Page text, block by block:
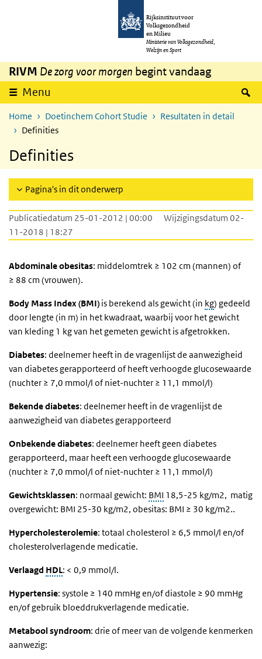
Overslaan en naar de inhoud gaan
Rijksinstituut voor
Volksgezondheid
en Milieu
Ministerie van Volksgezondheid,
Welzijn en Sport
RIVM De zorg voor morgen begint vandaag
Menu
Home Doetinchem Cohort Studie
Resultaten in detail
Definities
Definities
Pagina's in dit onderwerp
Publicatiedatum 25-01-2012 | 00:00
Wijzigingsdatum 02-
11-2018 | 18:27
Abdominale obesitas: middelomtrek ≥ 102 cm (mannen) of
≥ 88 cm (vrouwen).
Body Mass Index (BMI) is berekend als gewicht (in kg) gedeeld
door lengte (in m) in het kwadraat, waarbij voor het gewicht
van kleding 1 kg van het gemeten gewicht is afgetrokken.
Diabetes: deelnemer heeft in de vragenlijst de aanwezigheid
van diabetes gerapporteerd of heeft verhoogde glucosewaarde
(nuchter ≥ 7,0 mmol/l of niet-nuchter ≥ 11,1 mmol/l)
Bekendediabetes: deelnemer heeft in de vragenlijst de
aanwezigheid van diabetes gerapporteerd
Onbekendediabetes: deelnemer heeft geen diabetes
gerapporteerd, maar heeft een verhoogde glucosewaarde
(nuchter ≥ 7,0 mmol/l of niet-nuchter ≥ 11,1 mmol/l)
Gewichtsklassen: normaal gewicht: BMI 18,5-25 kg/m2, matig
overgewicht: BMI 25-30 kg/m2, obesitas: BMI ≥ 30 kg/m2..
Hypercholesterolemie: totaal cholesterol ≥ 6,5 mmol/l en/of
cholesterolverlagende medicatie.
Verlaagd HDL: < 0,9 mmol/l.
Hypertensie: systole ≥ 140 mmHg en/of diastole ≥ 90 mmHg
en/of gebruik bloeddrukverlagende medicatie.
Metabool syndroom: drie of meer van de volgende kenmerken
aanwezig: